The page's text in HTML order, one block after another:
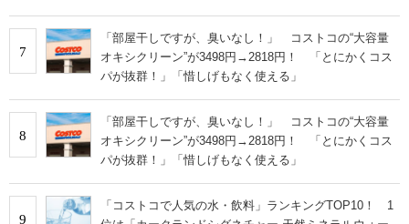
7
「部屋干しですが、臭いなし！」 コストコの“大容量
オキシクリーン”が3498円→2818円！ 「とにかくコス
パが抜群！」「惜しげもなく使える」
8
「部屋干しですが、臭いなし！」 コストコの“大容量
オキシクリーン”が3498円→2818円！ 「とにかくコス
パが抜群！」「惜しげもなく使える」
9
「コストコで人気の水・飲料」ランキングTOP10！ 1